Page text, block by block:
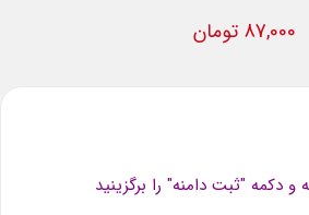
87,000 تومان
دکمه "ثبت دامنه" را برگزینید